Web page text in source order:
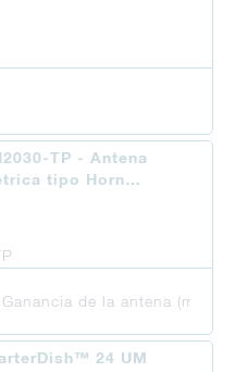
TP - Antena
tipo Horn…
de la antena
24 UM